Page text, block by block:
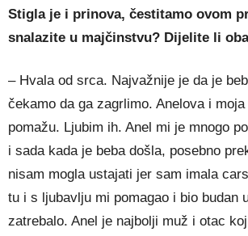
Stigla je i prinova, čestitamo ovom
snalazite u majčinstvu? Dijelite li
– Hvala od srca. Najvažnije je da je
čekamo da ga zagrlimo. Anelova i
pomažu. Ljubim ih. Anel mi je mnogo
i sada kada je beba došla, posebno
nisam mogla ustajati jer sam imala
tu i s ljubavlju mi pomagao i bio budan
zatrebalo. Anel je najbolji muž i otac